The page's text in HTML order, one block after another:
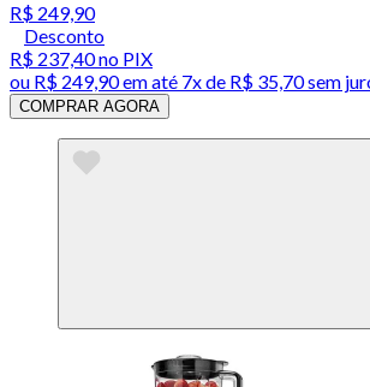
R$ 249,90
Desconto
R$ 237,40no PIX
ou R$ 249,90em até 7x de R$ 35,70 sem
COMPRAR AGORA